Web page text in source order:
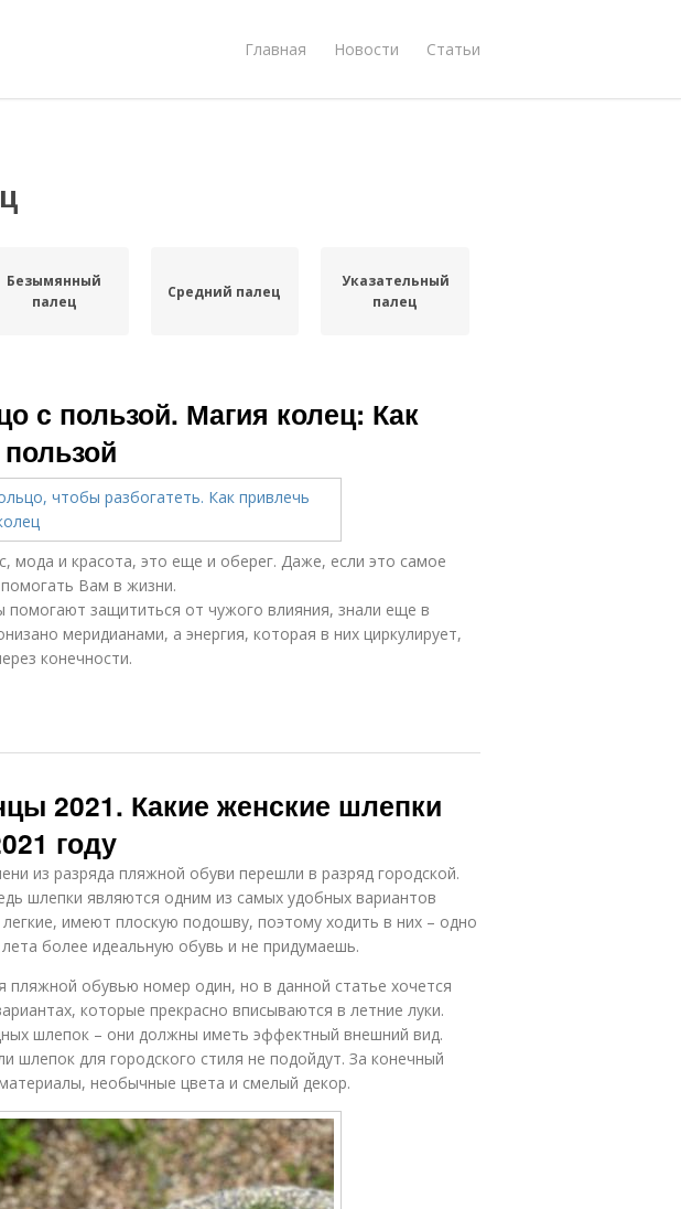
Главная Новости Статьи
Безымянный
палец
Средний палец
Указательный
палец
с пользой. Магия колец: Как
мода и красота, это еще и оберег. Даже, если это самое
Вам в жизни.
помогают защититься от чужого влияния, знали еще в
меридианами, а энергия, которая в них циркулирует,
конечности.
2021. Какие женские шлепки
году
из разряда пляжной обуви перешли в разряд городской.
шлепки являются одним из самых удобных вариантов
имеют плоскую подошву, поэтому ходить в них – одно
более идеальную обувь и не придумаешь.
обувью номер один, но в данной статье хочется
которые прекрасно вписываются в летние луки.
шлепок – они должны иметь эффектный внешний вид.
шлепок для городского стиля не подойдут. За конечный
необычные цвета и смелый декор.